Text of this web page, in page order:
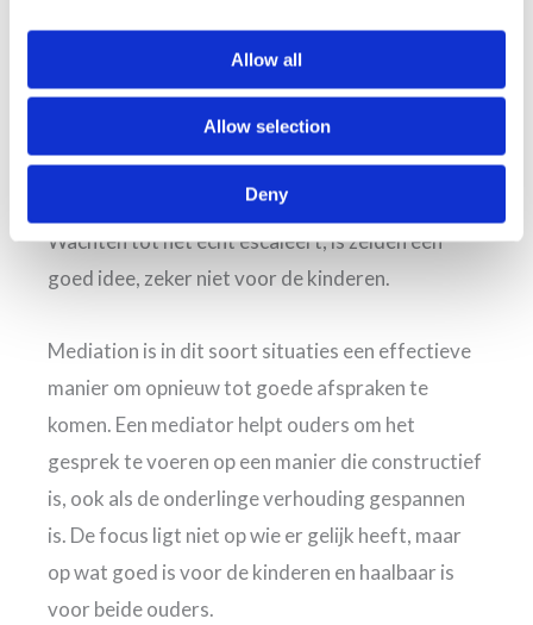
Allow all
Allow selection
Deny
Het ouderschapsplan biedt een basis, maar is
geen garantie voor een conflictvrij co-
ouderschap. Als de afspraken niet meer werken
of als de communicatie steeds stroever verloopt,
is het verstandig om tijdig hulp in te schakelen.
Wachten tot het echt escaleert, is zelden een
goed idee, zeker niet voor de kinderen.
Mediation is in dit soort situaties een effectieve
manier om opnieuw tot goede afspraken te
komen. Een mediator helpt ouders om het
gesprek te voeren op een manier die constructief
is, ook als de onderlinge verhouding gespannen
is. De focus ligt niet op wie er gelijk heeft, maar
op wat goed is voor de kinderen en haalbaar is
voor beide ouders.